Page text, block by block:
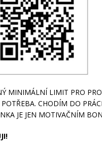
MINIMÁLNÍ LIMIT PRO
CHODÍM DO
JE JEN MOTIVAČNÍM